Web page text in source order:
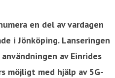
en del av vardagen
i Jönköping. Lanseringen
av Einrides
möjligt med hjälp av 5G-